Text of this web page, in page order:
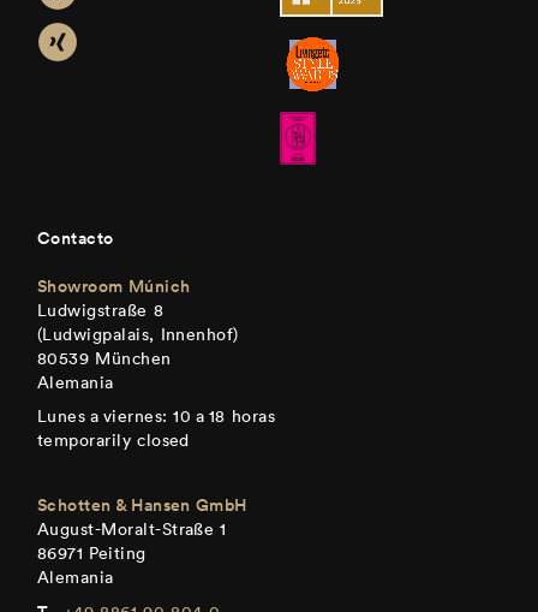
Contacto
Showroom Múnich
Ludwigstraße 8
(Ludwigpalais, Innenhof)
80539 München
Alemania
Lunes a viernes: 10 a 18 horas
temporarily closed
Schotten & Hansen GmbH
August-Moralt-Straße 1
86971 Peiting
Alemania